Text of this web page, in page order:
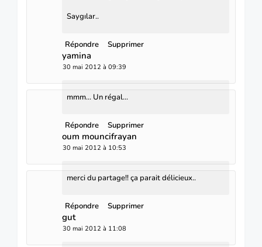
Saygılar..
Répondre Supprimer
yamina
30 mai 2012 à 09:39
mmm... Un régal...
Répondre Supprimer
oum mouncifrayan
30 mai 2012 à 10:53
merci du partage!! ça parait délicieux..
Répondre Supprimer
gut
30 mai 2012 à 11:08